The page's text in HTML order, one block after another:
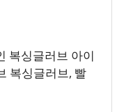
복싱글러브 아이
복싱글러브, 빨